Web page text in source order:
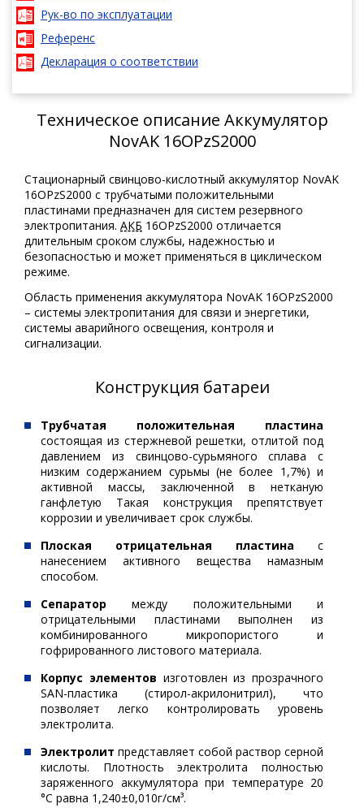
Рук-во по эксплуатации
Референс
Декларация о соответствии
Техническое описание Аккумулятор
NovAK 16OPzS2000
Стационарный свинцово-кислотный аккумулятор NovAK
16OPzS2000 с трубчатыми положительными
пластинами предназначен для систем резервного
электропитания. АКБ 16OPzS2000 отличается
длительным сроком службы, надежностью и
безопасностью и может применяться в циклическом
режиме.
Область применения аккумулятора NovAK 16OPzS2000
– системы электропитания для связи и энергетики,
системы аварийного освещения, контроля и
сигнализации.
Конструкция батареи
Трубчатая положительная пластина
состоящая из стержневой решетки, отлитой под
давлением из свинцово-сурьмяного сплава с
низким содержанием сурьмы (не более 1,7%) и
активной массы, заключенной в нетканую
ганфлетую Такая конструкция препятствует
коррозии и увеличивает срок службы.
Плоская отрицательная пластина с
нанесением активного вещества намазным
способом.
Сепаратор между положительными и
отрицательными пластинами выполнен из
комбинированного микропористого и
гофрированного листового материала.
Корпус элементов изготовлен из прозрачного
SAN-пластика (стирол-акрилонитрил), что
позволяет легко контролировать уровень
электролита.
Электролит представляет собой раствор серной
кислоты. Плотность электролита полностью
заряженного аккумулятора при температуре 20
°С равна 1,240±0,010г/см³.